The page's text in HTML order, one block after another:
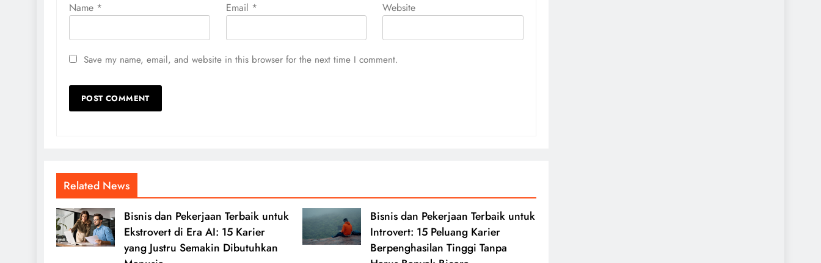
Name * Email * Website
Save my name, email, and website in this browser for the next time I comment.
Related News
Bisnis dan Pekerjaan Terbaik untuk
Ekstrovert di Era AI: 15 Karier
yang Justru Semakin Dibutuhkan
Bisnis dan Pekerjaan Terbaik untuk
Introvert: 15 Peluang Karier
Berpenghasilan Tinggi Tanpa